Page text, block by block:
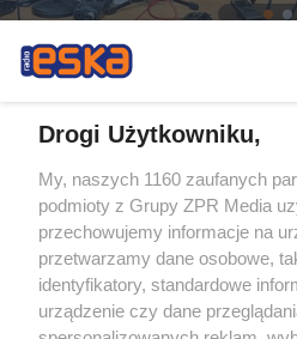
Drogi Użytkowniku,
My, naszych 1160 zaufanych
podmioty z Grupy ZPR Media
przechowujemy informacje na
przetwarzamy dane osobowe,
identyfikatory, standardowe
urządzenie czy dane